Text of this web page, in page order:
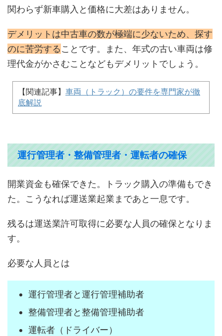
関わらず新車購入と価格に大差はありません。
デメリットは中古車の数が極端に少ないため、探す
のに苦労することです。また、年式の古い車両は修
理代金がかさむことなどもデメリットでしょう。
【関連記事】 車両（トラック）の要件を専門家が徹
底解説
運行管理者・整備管理者・運転者の確保
開業資金も確保できた。トラック購入の準備もでき
た。こうなれば運送業起業まであと一息です。
残るは運送業許可取得に必要な人員の確保となりま
す。
必要な人員とは
運行管理者と運行管理補助者
整備管理者と整備管理補助者
運転者（ドライバー）